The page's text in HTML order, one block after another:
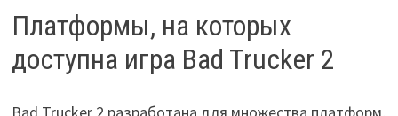
Платформы, на которых
доступна игра Bad Trucker 2